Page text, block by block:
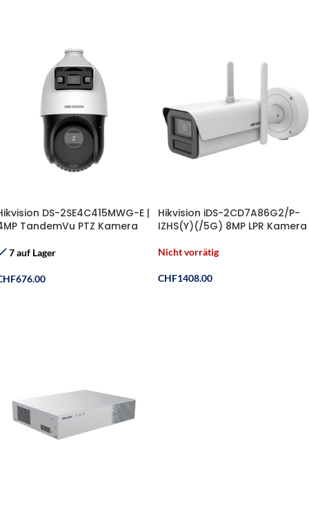
DS-2SE4C415MWG-E |
TandemVu PTZ Kamera
7 auf Lager
676.00
Hikvision iDS-2CD7A86G2/P-
IZHS(Y)(/5G) 8MP LPR Kamera
Nicht vorrätig
CHF1408.00